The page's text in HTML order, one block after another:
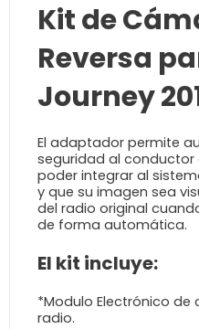
Kit de
Reversa
Journey
El adaptador permite
seguridad al conductor
poder integrar al
y que su imagen sea
del radio original
de forma automática.
El kit incluye:
*Modulo Electrónico
radio.